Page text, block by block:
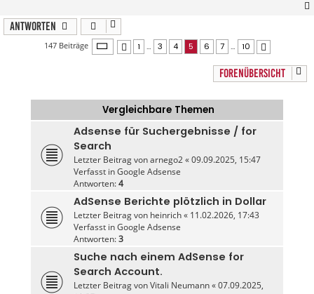
Antworten
147 Beiträge Seite von 10
Vorherige
1 … 3 4 5 6 7 … 10
FORENÜBERSICHT
Vergleichbare Themen
Adsense für Suchergebnisse / for
Search
Letzter Beitrag vonarnego2«09.09.2025, 15:47
Verfasst inGoogle Adsense
Antworten:4
AdSense Berichte plötzlich in Dollar
Letzter Beitrag von heinrich« 11.02.2026, 17:43
Verfasst inGoogle Adsense
Antworten:3
Suche nach einem AdSense for
Search Account.
Letzter Beitrag vonVitali Neumann«07.09.2025,